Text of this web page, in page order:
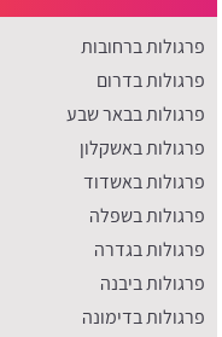
פרגולות ברחובות
פרגולות בדרום
פרגולות בבאר שבע
פרגולות באשקלון
פרגולות באשדוד
פרגולות בשפלה
פרגולות בגדרה
פרגולות ביבנה
פרגולות בדימונה